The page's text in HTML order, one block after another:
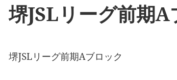
堺JSLリーグ前期
堺JSLリーグ前期Aブロック